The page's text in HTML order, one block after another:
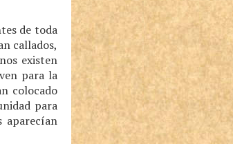
de toda
callados,
existen
para la
colocado
para
aparecían